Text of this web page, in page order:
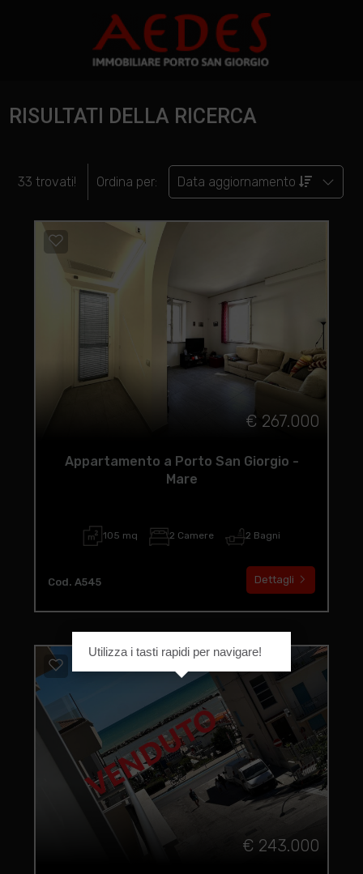
RISULTATI DELLA RICERCA
33 trovati! Ordina per: Data aggiornamento
€ 267.000
Appartamento a Porto San Giorgio -
Mare
105 mq 2 Camere 2 Bagni
Cod. A545 Dettagli
€ 243.000
Utilizza i tasti rapidi per navigare!